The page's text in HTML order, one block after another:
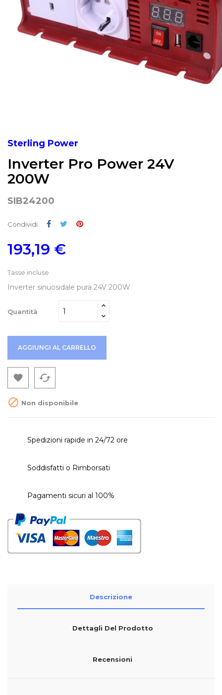
Sterling Power
Inverter Pro Power 24V
200W
SIB24200
Condividi Condividi
Twitta
193,19 €
Tasse incluse
Inverter sinuosidale pura 24V 200W
Quantità
AGGIUNGI AL CARRELLO
 cached
 Non disponibile
Spedizioni rapide in 24/72 ore
Soddisfatti o Rimborsati
Pagamenti sicuri al 100%
Descrizione
Dettagli Del Prodotto
Recensioni